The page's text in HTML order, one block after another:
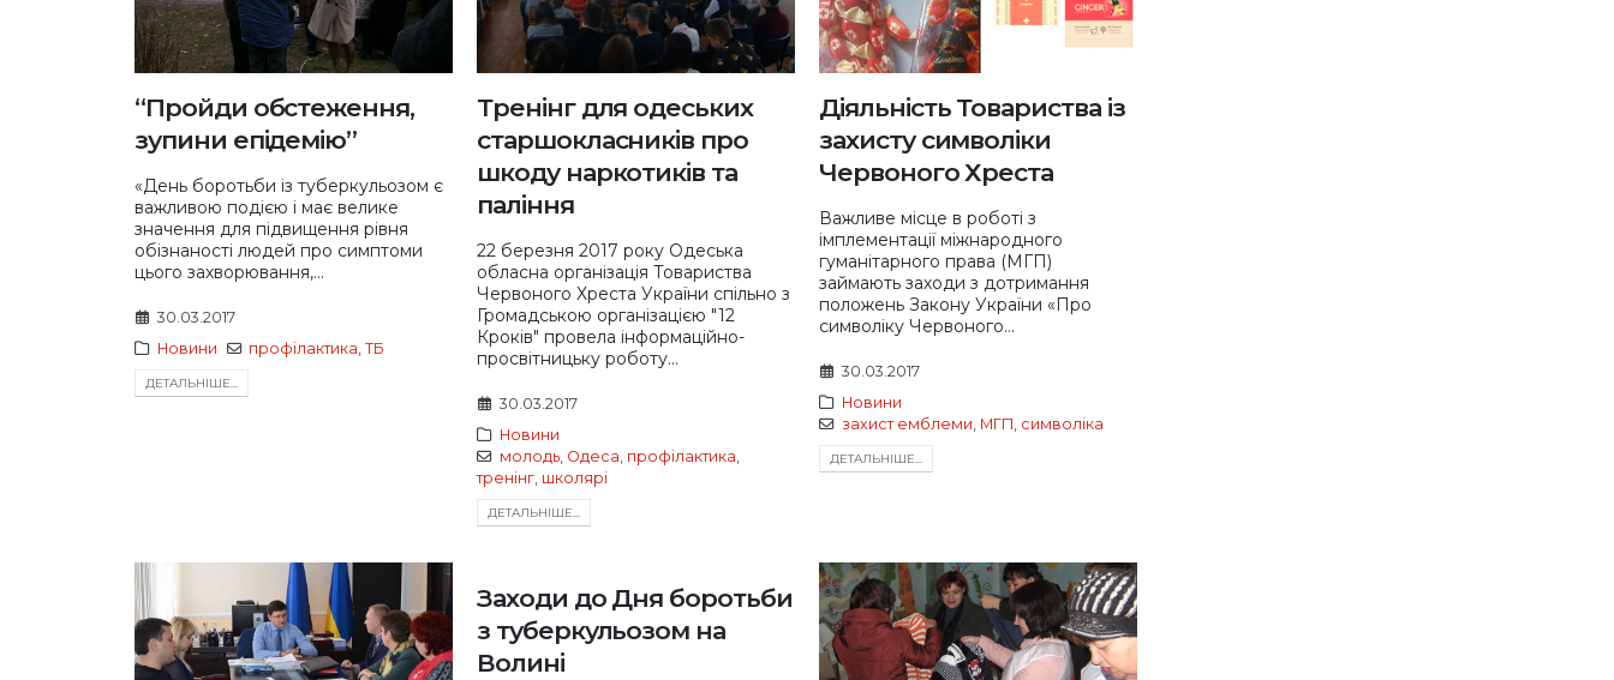
“Пройди обстеження,
зупини епідемію”
«День боротьби із туберкульозом є
важливою подією і має велике
значення для підвищення рівня
обізнаності людей про симптоми
цього захворювання,...
30.03.2017
Новини
профілактика,ТБ
ДЕТАЛЬНIШЕ...
Тренінг для одеських
старшокласників про
шкоду наркотиків та
паління
22 березня 2017 року Одеська
обласна організація Товариства
Червоного Хреста України спільно з
Громадською організацією "12
Кроків" провела інформаційно-
просвітницьку роботу...
30.03.2017
Новини
молодь, Одеса профілактика
тренінг, школярі
ДЕТАЛЬНIШЕ...
Діяльність Товариства із
захисту символіки
Червоного Хреста
Важливе місце в роботі з
імплементації міжнародного
гуманітарного права (МГП)
займають заходи з дотримання
положень Закону України «Про
символіку Червоного...
30.03.2017
Новини
захист емблеми, МГП, символіка
ДЕТАЛЬНIШЕ...
Заходи до Дня боротьби
з туберкульозом на
Волині